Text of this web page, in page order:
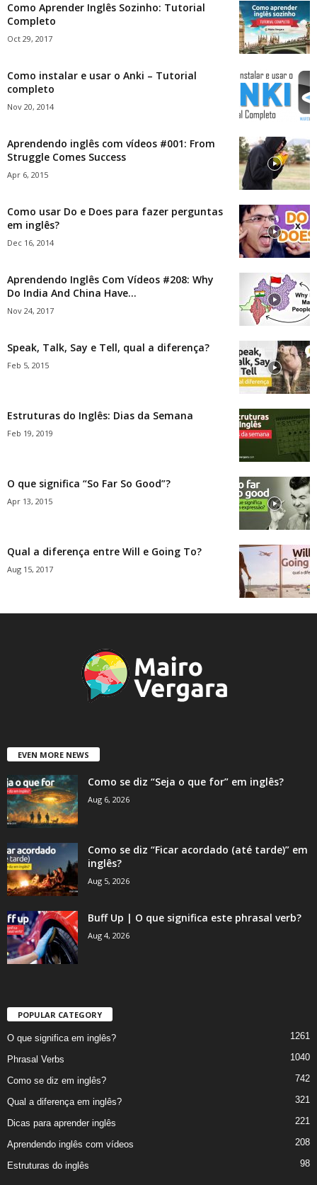
Como Aprender Inglês Sozinho: Tutorial
Completo
Oct 29, 2017
Como instalar e usar o Anki – Tutorial
completo
Nov 20, 2014
Aprendendo inglês com vídeos #001: From
Struggle Comes Success
Apr 6, 2015
Como usar Do e Does para fazer perguntas
em inglês?
Dec 16, 2014
Aprendendo Inglês Com Vídeos #208: Why
Do India And China Have...
Nov 24, 2017
Speak, Talk, Say e Tell, qual a diferença?
Feb 5, 2015
Estruturas do Inglês: Dias da Semana
Feb 19, 2019
O que significa “So Far So Good”?
Apr 13, 2015
Qual a diferença entre Will e Going To?
Aug 15, 2017
EVEN MORE NEWS
Como se diz “Seja o que for” em inglês?
Aug 6, 2026
Como se diz “Ficar acordado (até tarde)” em
inglês?
Aug 5, 2026
Buff Up | O que significa este phrasal verb?
Aug 4, 2026
POPULAR CATEGORY
O que significa em inglês? 1261
Phrasal Verbs 1040
Como se diz em inglês? 742
Qual a diferença em inglês? 321
Dicas para aprender inglês 221
Aprendendo inglês com vídeos 208
Estruturas do inglês 98